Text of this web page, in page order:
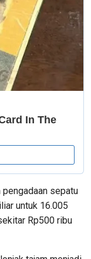
pengadaan sepatu
untuk 16.005
Rp500 ribu